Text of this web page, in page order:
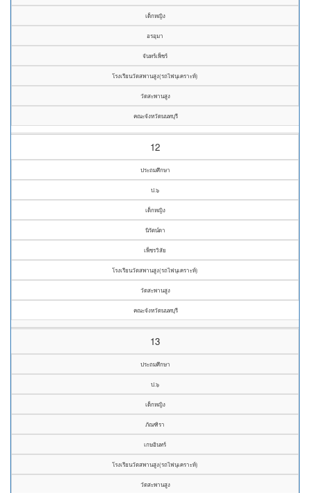
เด็กหญิง
อรอุมา
จันทร์เพ็ชร์
โรงเรียนวัดสพานสูง(รถไฟนุเคราะห์)
วัดสะพานสูง
คณะจังหวัดนนทบุรี
12
ประถมศึกษา
ป.๖
เด็กหญิง
นิรัตน์ดา
เพ็ชรวิสัย
โรงเรียนวัดสพานสูง(รถไฟนุเคราะห์)
วัดสะพานสูง
คณะจังหวัดนนทบุรี
13
ประถมศึกษา
ป.๖
เด็กหญิง
ภัณฑิรา
เกษอินทร์
โรงเรียนวัดสพานสูง(รถไฟนุเคราะห์)
วัดสะพานสูง